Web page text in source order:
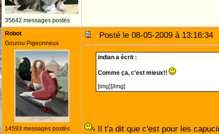
35642 messages postés
Robot
Gourou Pigeonneux
14593 messages postés
Posté le 08-05-2009 à
indian a écrit :
Comme ça, c'est mieux!!
[img] [/img]
Il t'a dit que c'est pour les